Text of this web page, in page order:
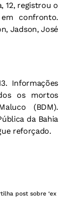
12, registrou o
confronto.
Jadson, José
Informações
os mortos
(BDM).
da Bahia
reforçado.
post sobre ‘ex